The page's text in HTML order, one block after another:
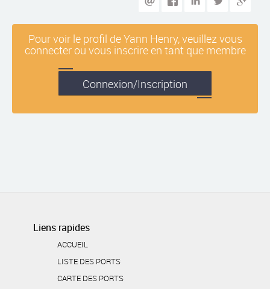
Pour voir le profil de Yann Henry, veuillez vous
connecter ou vous inscrire en tant que membre
Connexion/Inscription
Liens rapides
ACCUEIL
LISTE DES PORTS
CARTE DES PORTS